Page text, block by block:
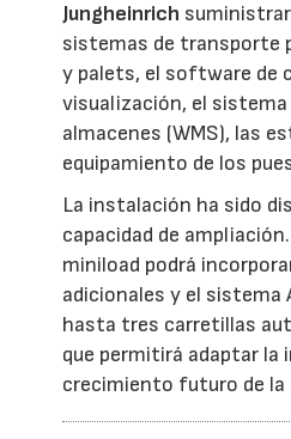
Jungheinrich
sistemas de transporte
y palets, el software de
visualización, el
almacenes (WMS), las
equipamiento de los
La instalación ha sido
capacidad de
miniload podrá
adicionales y el sistema
hasta tres carretillas
que permitirá adaptar
crecimiento futuro de la